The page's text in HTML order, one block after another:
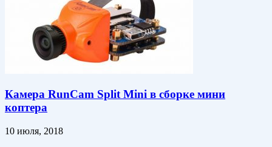
Камера RunCam Split Mini в сборке мини
коптера
10 июля, 2018